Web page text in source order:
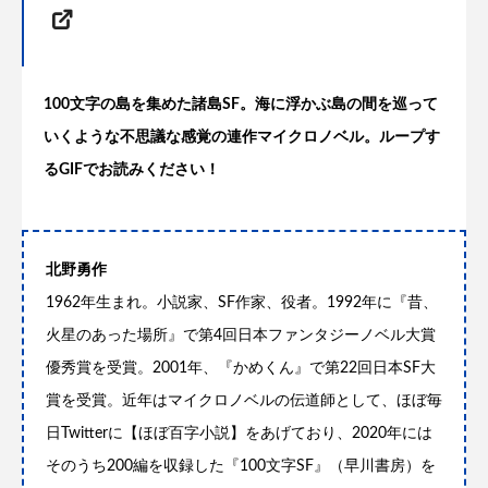
100文字の島を集めた諸島SF。海に浮かぶ島の間を巡って
いくような不思議な感覚の連作マイクロノベル。ループす
るGIFでお読みください！
北野勇作
1962年生まれ。小説家、SF作家、役者。1992年に『昔、
火星のあった場所』で第4回日本ファンタジーノベル大賞
優秀賞を受賞。2001年、『かめくん』で第22回日本SF大
賞を受賞。近年はマイクロノベルの伝道師として、ほぼ毎
日Twitterに【ほぼ百字小説】をあげており、2020年には
そのうち200編を収録した『100文字SF』（早川書房）を